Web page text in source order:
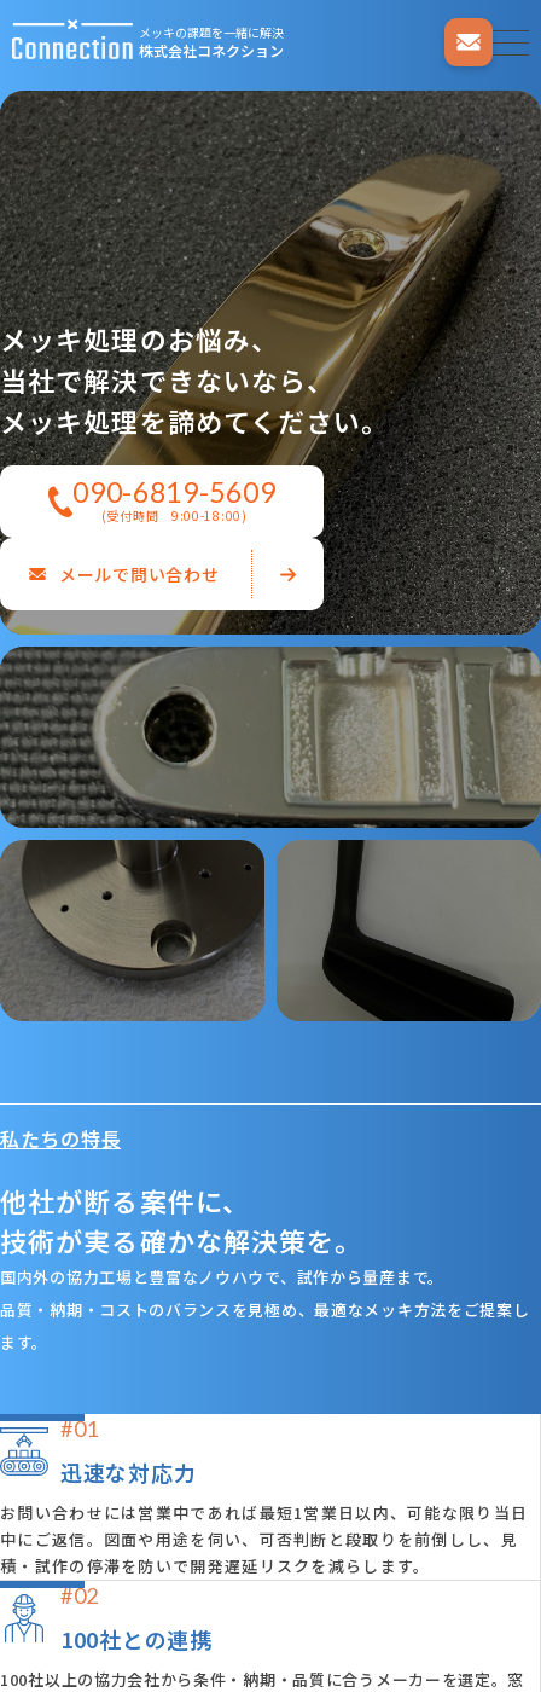
メッキの課題を一緒に解決
株式会社コネクション
メッキ処理のお悩み、
当社で解決できないなら、
メッキ処理を諦めてください。
090-6819-5609
(受付時間 9:00-18:00)
メールで問い合わせ
私たちの特長
他社が断る案件に、
技術が実る確かな解決策を。
国内外の協力工場と豊富なノウハウで、試作から量産まで。
品質・納期・コストのバランスを見極め、最適なメッキ方法をご提案し
ます。
#01
迅速な対応力
お問い合わせには営業中であれば最短1営業日以内、可能な限り当日
中にご返信。図面や用途を伺い、可否判断と段取りを前倒しし、見
積・試作の停滞を防いで開発遅延リスクを減らします。
#02
100社との連携
100社以上の協力会社から条件・納期・品質に合うメーカーを選定。窓